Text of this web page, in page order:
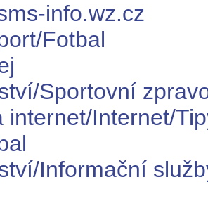
info.wz.cz
Fotbal
Sportovní
internet/Internet/
Informační